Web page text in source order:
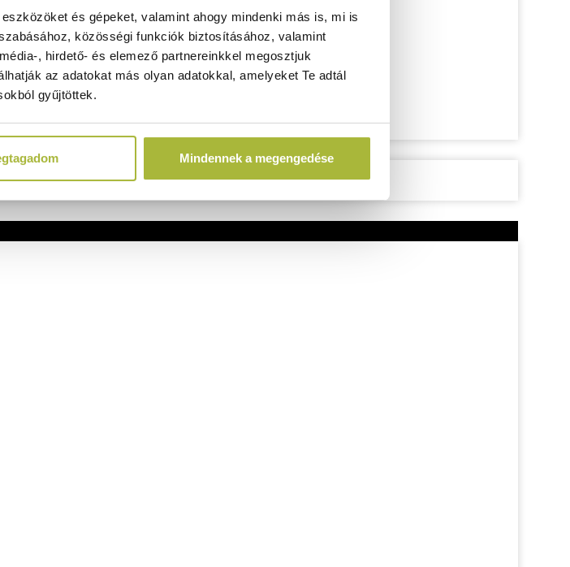
és gépeket, valamint ahogy mindenki más is, mi is
közösségi funkciók biztosításához, valamint
, hirdető- és elemező partnereinkkel megosztjuk
az adatokat más olyan adatokkal, amelyeket Te adtál
gyűjtöttek.
Mindennek a megengedése